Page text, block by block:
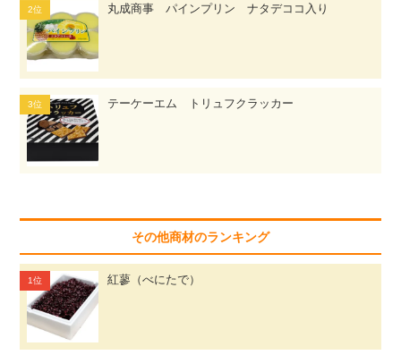
丸成商事 パインプリン ナタデココ入り
テーケーエム トリュフクラッカー
その他商材のランキング
紅蓼（べにたで）